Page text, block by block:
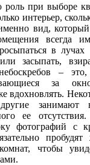
при выборе
интерьер,
вид,
всегда
в
засыпать,
–
за
вдохновлять.
занимают
ее
фотографий с
чтобы